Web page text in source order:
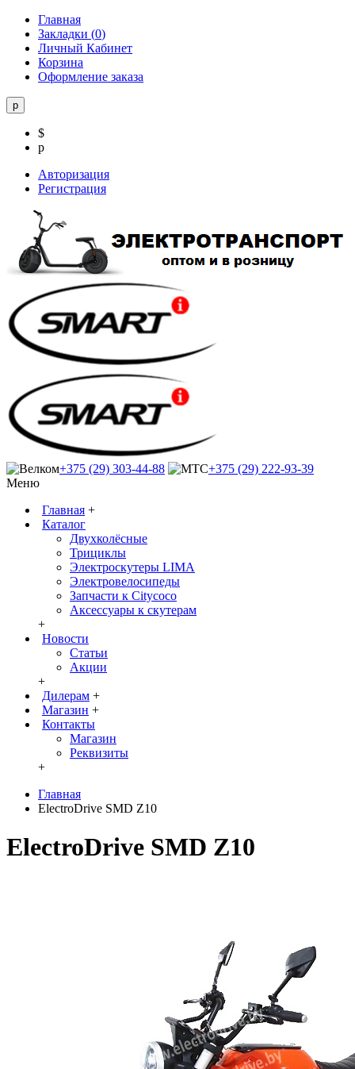
Главная
Закладки (0)
Личный Кабинет
Корзина
Оформление заказа
р
$
р
Авторизация
Регистрация
+375 (29) 303-44-88
+375 (29) 222-93-39
Меню
Главная +
Каталог
Двухколёсные
Трициклы
Электроскутеры LIMA
Электровелосипеды
Запчасти к Citycoco
Аксессуары к скутерам
+
Новости
Статьи
Акции
+
Дилерам +
Магазин +
Контакты
Магазин
Реквизиты
+
Главная
ElectroDrive SMD Z10
ElectroDrive SMD Z10